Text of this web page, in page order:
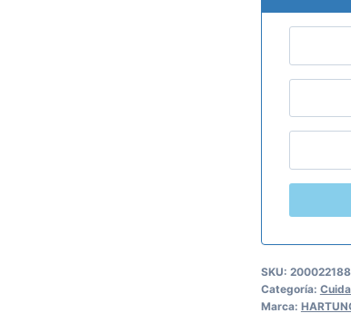
SKU: 200022188
Categoría:
Marca: